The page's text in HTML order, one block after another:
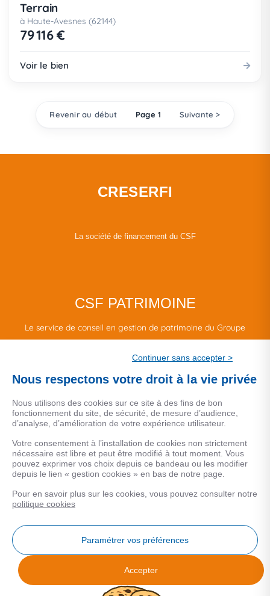
Terrain
à Haute-Avesnes (62144)
79 116 €
Voir le bien
Revenir au début Page 1 Suivante >
CRESERFI
La société de financement du CSF
CSF PATRIMOINE
Le service de conseil en gestion de patrimoine du Groupe
MENTIONS LEGALES
Données personnelles
COOKIES
Analyse des performances
© 2026 Facilogi - Solutions en stratégie et intelligence immobilière
Continuer sans accepter >
Nous respectons votre droit à la vie privée
Nous utilisons des cookies sur ce site à des fins de bon
fonctionnement du site, de sécurité, de mesure d’audience,
d’analyse, d’amélioration de votre expérience utilisateur.
Votre consentement à l’installation de cookies non strictement
nécessaire est libre et peut être modifié à tout moment. Vous
pouvez exprimer vos choix depuis ce bandeau ou les modifier
depuis le lien « gestion cookies » en bas de notre page.
Pour en savoir plus sur les cookies, vous pouvez consulter notre
politique cookies
Paramétrer vos préférences
Accepter